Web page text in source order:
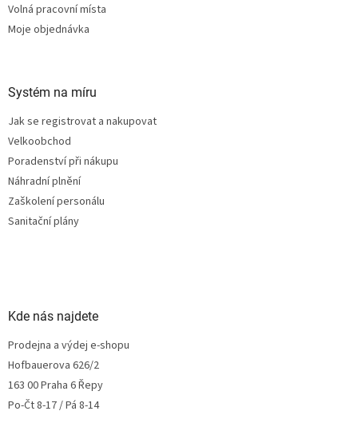
Volná pracovní místa
Moje objednávka
Systém na míru
Jak se registrovat a nakupovat
Velkoobchod
Poradenství při nákupu
Náhradní plnění
Zaškolení personálu
Sanitační plány
Kde nás najdete
Prodejna a výdej e-shopu
Hofbauerova 626/2
163 00 Praha 6 Řepy
Po-Čt 8-17 / Pá 8-14